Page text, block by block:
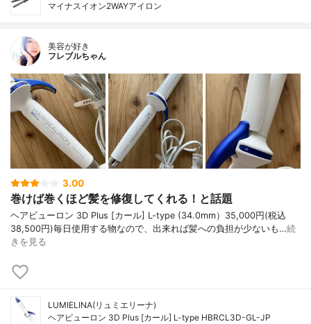
マイナスイオン2WAYアイロン
美容が好き
フレブルちゃん
3.00
巻けば巻くほど髪を修復してくれる！と話題
ヘアビューロン 3D Plus [カール] L-type (34.0mm）35,000円(税込
38,500円)毎日使用する物なので、出来れば髪への負担が少ないも…続
きを見る
LUMIELINA(リュミエリーナ)
ヘアビューロン 3D Plus [カール] L-type HBRCL3D-GL-JP